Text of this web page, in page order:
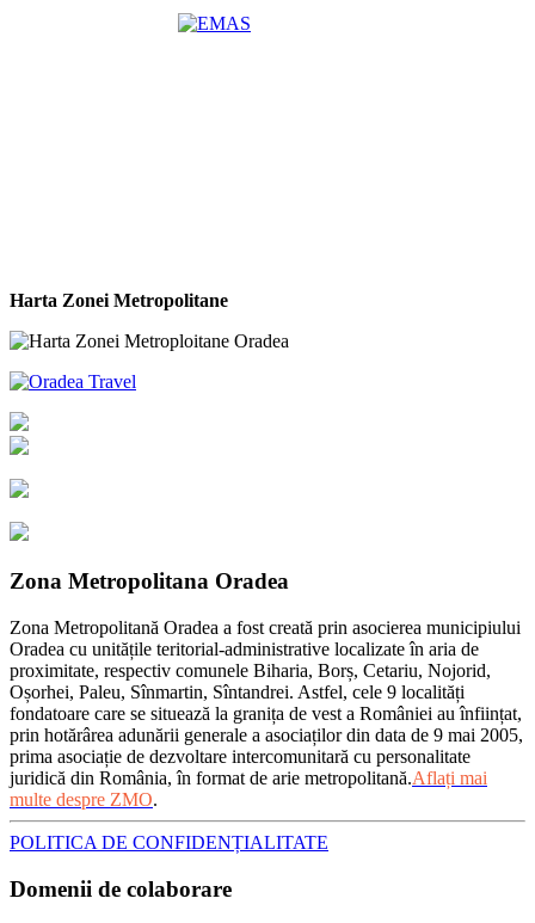
Harta Zonei Metropolitane
Zona Metropolitana Oradea
Zona Metropolitană Oradea a fost creată prin asocierea municipiului
Oradea cu unitățile teritorial-administrative localizate în aria de
proximitate, respectiv comunele Biharia, Borș, Cetariu, Nojorid,
Oșorhei, Paleu, Sînmartin, Sîntandrei. Astfel, cele 9 localități
fondatoare care se situează la granița de vest a României au înființat,
prin hotărârea adunării generale a asociaților din data de 9 mai 2005,
prima asociație de dezvoltare intercomunitară cu personalitate
juridică din România, în format de arie metropolitană.Aflați mai
multe despre ZMO.
POLITICA DE CONFIDENȚIALITATE
Domenii de colaborare